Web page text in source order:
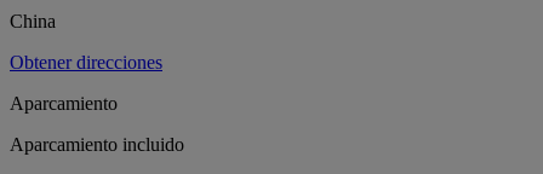
China
Obtener direcciones
Aparcamiento
Aparcamiento incluido